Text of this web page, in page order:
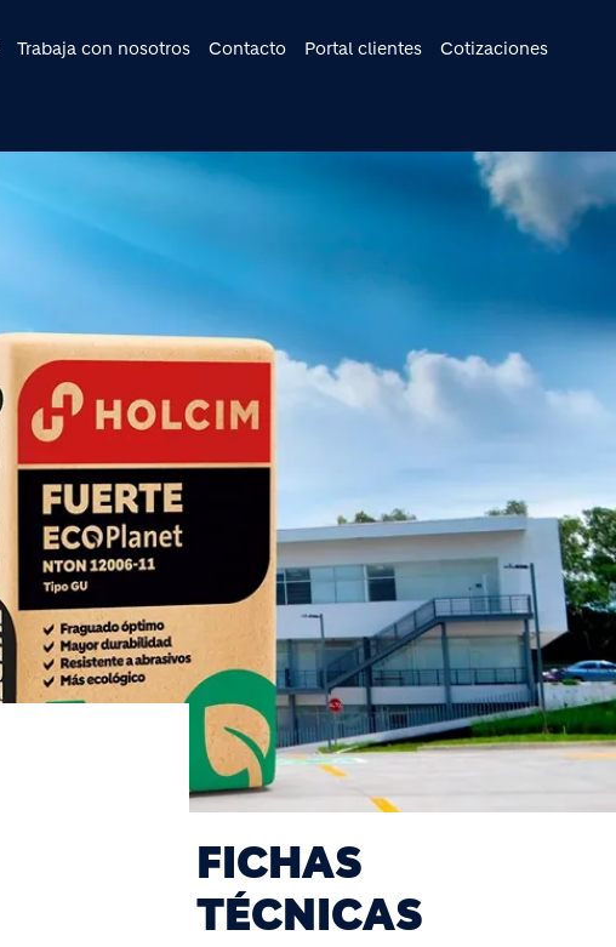
Trabaja con nosotros Contacto Portal clientes Cotizaciones
FICHAS
TÉCNICAS